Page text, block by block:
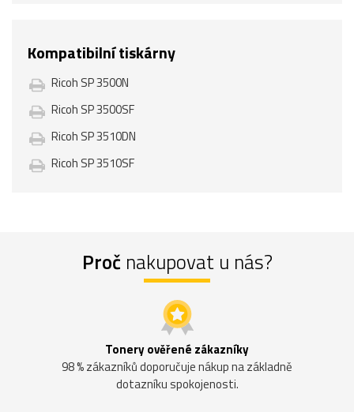
Kompatibilní tiskárny
Ricoh SP 3500N
Ricoh SP 3500SF
Ricoh SP 3510DN
Ricoh SP 3510SF
Proč nakupovat u nás?
Tonery ověřené zákazníky
98 % zákazníků doporučuje nákup na základně
dotazníku spokojenosti.